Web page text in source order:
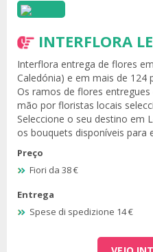
INTERFLORA
Interflora entrega de flores
Caledónia) e em mais de 124
Os ramos de flores
mão por floristas locais
Seleccione o seu destino em
os bouquets disponíveis para
Preço
Fiori da 38 €
Entrega
Spese di spedizione 14 €